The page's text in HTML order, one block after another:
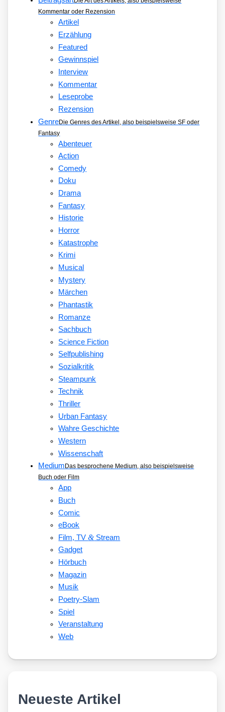
Kommentar oder Rezension
Artikel
Erzählung
Featured
Gewinnspiel
Interview
Kommentar
Leseprobe
Rezension
GenreDie Genres des Artikel, also beispielsweise SF oder
Fantasy
Abenteuer
Action
Comedy
Doku
Drama
Fantasy
Historie
Horror
Katastrophe
Krimi
Musical
Mystery
Märchen
Phantastik
Romanze
Sachbuch
Science Fiction
Selfpublishing
Sozialkritik
Steampunk
Technik
Thriller
Urban Fantasy
Wahre Geschichte
Western
Wissenschaft
Medium Das besprochene Medium, also beispielsweise
Buch oder Film
App
Buch
Comic
eBook
Film, TV&Stream
Gadget
Hörbuch
Magazin
Musik
Poetry-Slam
Spiel
Veranstaltung
Web
Neueste Artikel